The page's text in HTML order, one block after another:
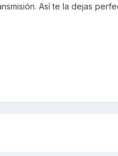
Así te la dejas